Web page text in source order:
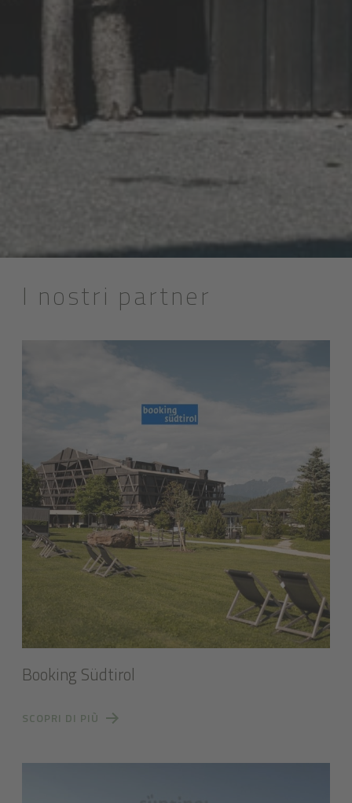
I nostri partner
Booking Südtirol
SCOPRI DI PIÙ